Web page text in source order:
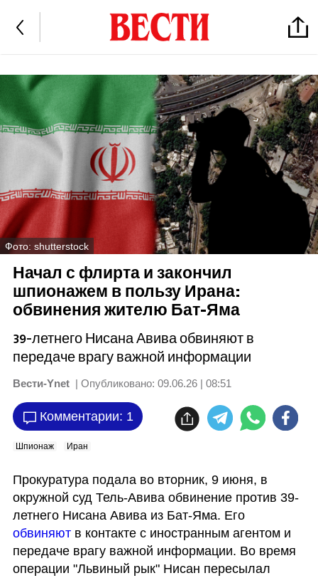
Фото: shutterstock
Начал с флирта и закончил
шпионажем в пользу Ирана:
обвинения жителю Бат-Яма
39-летнего Нисана Авива обвиняют в
передаче врагу важной информации
Вести-Ynet | Опубликовано: 09.06.26 | 08:51
Комментарии: 1
Шпионаж Иран
Прокуратура подала во вторник, 9 июня, в
окружной суд Тель-Авива обвинение против 39-
летнего Нисана Авива из Бат-Яма. Его
обвиняют в контакте с иностранным агентом и
передаче врагу важной информации. Во время
операции "Львиный рык" Нисан пересылал